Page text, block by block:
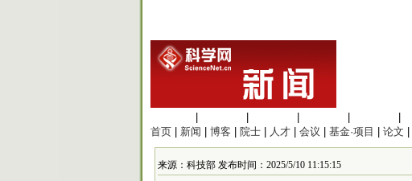
首页
新闻 博客 院士 人才 会议 基金·项目 论文
来源：科技部 发布时间：2025/5/10 11:15:15